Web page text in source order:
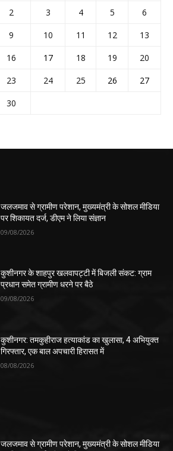
2 3 4 5
6
9 10 11 12
13
16 17 18 19
20
23 24 25 26
27
30
जलजमाव से ग्रामीण परेशान, मुख्यमंत्री के सोशल मीडिया
पर शिकायत दर्ज, डीएम ने लिया संज्ञान
09/08/2026
कुशीनगर के शाहपुर खलवापट्टी में बिजली संकट: ग्राम
प्रधान समेत ग्रामीण धरने पर बैठे
09/08/2026
कुशीनगर: तमकुहीराज हत्याकांड का खुलासा, 4 अभियुक्त
गिरफ्तार, एक बाल अपचारी हिरासत में
08/08/2026
जलजमाव से ग्रामीण परेशान, मुख्यमंत्री के सोशल मीडिया